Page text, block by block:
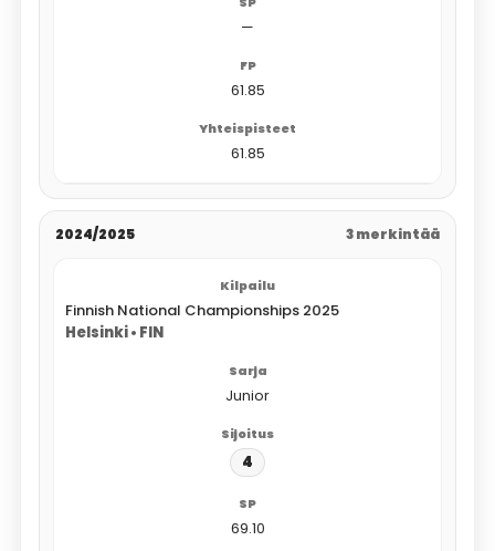
—
61.85
61.85
2024/2025 3 merkintää
Finnish National Championships 2025
Helsinki • FIN
Junior
4
69.10